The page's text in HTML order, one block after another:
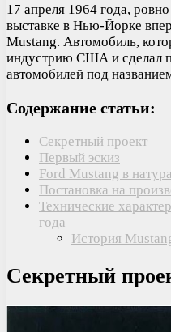
17 апреля 1964 года,
выставке в Нью-Йорке
Mustang. Автомобиль,
индустрию США и сделал
автомобилей под
Содержание статьи:
Секретный проект
Первый эскиз
Ford Mustang в
Постановка на
Технические
года
История
Секретный